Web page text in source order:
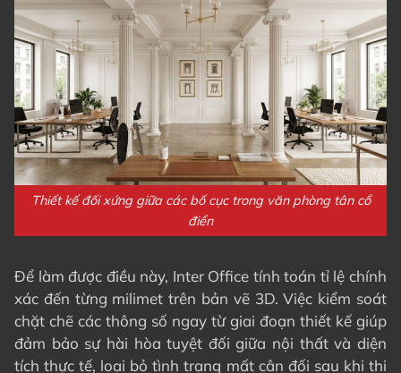
Thiết kế đối xứng giữa các bố cục trong văn phòng tân cổ
điển
Để làm được điều này, Inter Office tính toán tỉ lệ chính
xác đến từng milimet trên bản vẽ 3D. Việc kiểm soát
chặt chẽ các thông số ngay từ giai đoạn thiết kế giúp
đảm bảo sự hài hòa tuyệt đối giữa nội thất và diện
tích thực tế, loại bỏ tình trạng mất cân đối sau khi thi